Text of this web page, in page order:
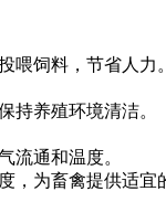
喂饲料，节省人力。
持养殖环境清洁。
流通和温度。
，为畜禽提供适宜